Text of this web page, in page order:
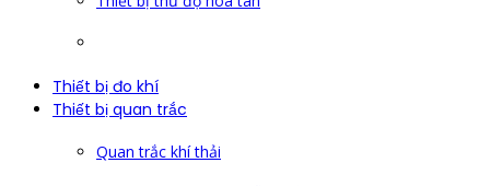
Thiết bị đo khí
Thiết bị quan trắc
Quan trắc khí thải